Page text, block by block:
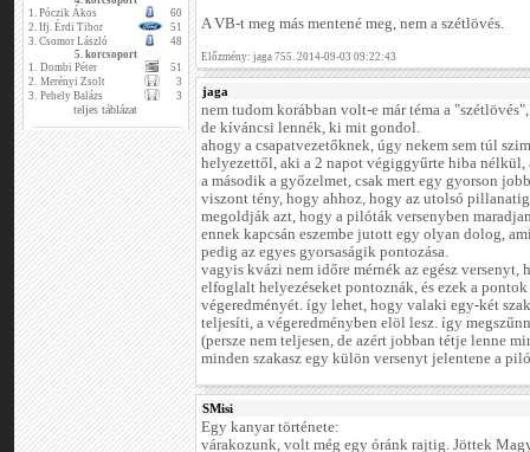
1. Póczik Ákos
60
2. Ifj. Érdi Tibor
51
3. Csomor László
48
5. korcsoport
1. Dombi Péter
51
2. Merényi Zsolt
3
3. Pehely Balázs 3
teljes táblázat
A VB-t meg más mentené meg, nem a szétlövés.
Előzmény: jaga 755. 2014-09-03 09:22:43
jaga
nem tudom korábban volt-e már téma a
de kíváncsi lennék, ki mit gondol.
ahogy a csapatvezetőknek, úgy nekem sem túl
helyezettől, aki a 2 napot végiggyűrte hiba nélkül,
a második a győzelmet, csak mert egy gyorson
viszont tény, hogy ahhoz, hogy az utolsó
megoldják azt, hogy a pilóták versenyben
ennek kapcsán eszembe jutott egy olyan dolog,
pedig az egyes gyorsaságik pontozása.
vagyis kvázi nem időre mérnék az egész versenyt,
elfoglalt helyezéseket pontoznák, és ezek a
végeredményét. így lehet, hogy valaki egy-két
teljesíti, a végeredményben elöl lesz. így
(persze nem teljesen, de azért jobban tétje lenne
minden szakasz egy külön versenyt jelentene a
SMisi
Egy kanyar története:
várakozunk, volt még egy óránk rajtig. Jöttek